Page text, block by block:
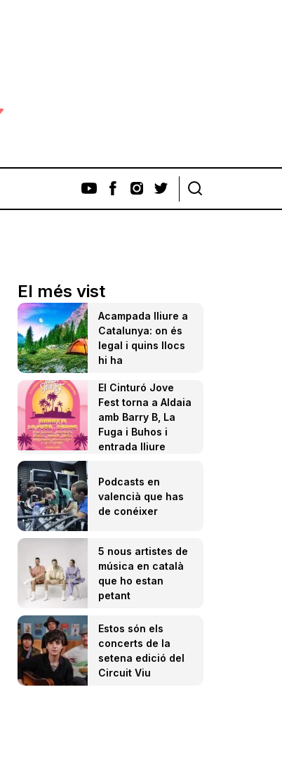
El més vist
Acampada lliure a
Catalunya: on és
legal i quins llocs
hi ha
El Cinturó Jove
Fest torna a Aldaia
amb Barry B, La
Fuga i Buhos i
entrada lliure
Podcasts en
valencià que has
de conéixer
5 nous artistes de
música en català
que ho estan
petant
Estos són els
concerts de la
setena edició del
Circuit Viu